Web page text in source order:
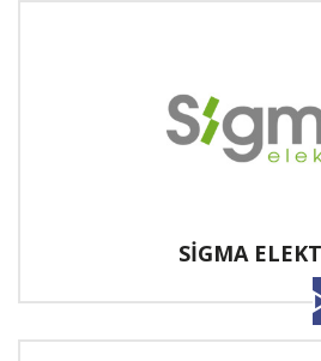
SİGMA